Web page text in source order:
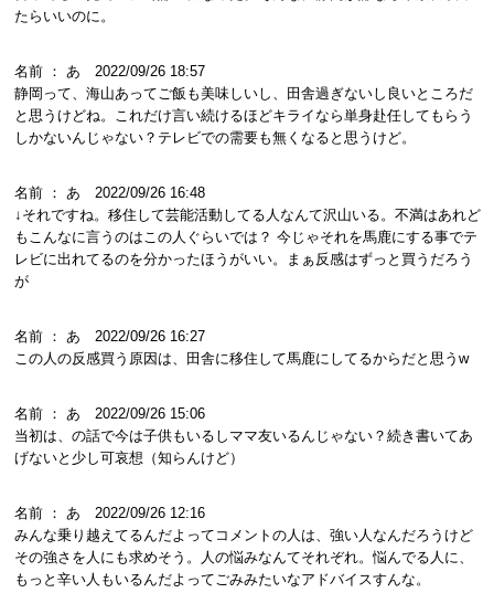
たらいいのに。
名前 ： あ 2022/09/26 18:57
静岡って、海山あってご飯も美味しいし、田舎過ぎないし良いところだ
と思うけどね。これだけ言い続けるほどキライなら単身赴任してもらう
しかないんじゃない？テレビでの需要も無くなると思うけど。
名前 ： あ 2022/09/26 16:48
↓それですね。移住して芸能活動してる人なんて沢山いる。不満はあれど
もこんなに言うのはこの人ぐらいでは？ 今じゃそれを馬鹿にする事でテ
レビに出れてるのを分かったほうがいい。まぁ反感はずっと買うだろう
が
名前 ： あ 2022/09/26 16:27
この人の反感買う原因は、田舎に移住して馬鹿にしてるからだと思うw
名前 ： あ 2022/09/26 15:06
当初は、の話で今は子供もいるしママ友いるんじゃない？続き書いてあ
げないと少し可哀想（知らんけど）
名前 ： あ 2022/09/26 12:16
みんな乗り越えてるんだよってコメントの人は、強い人なんだろうけど
その強さを人にも求めそう。人の悩みなんてそれぞれ。悩んでる人に、
もっと辛い人もいるんだよってごみみたいなアドバイスすんな。